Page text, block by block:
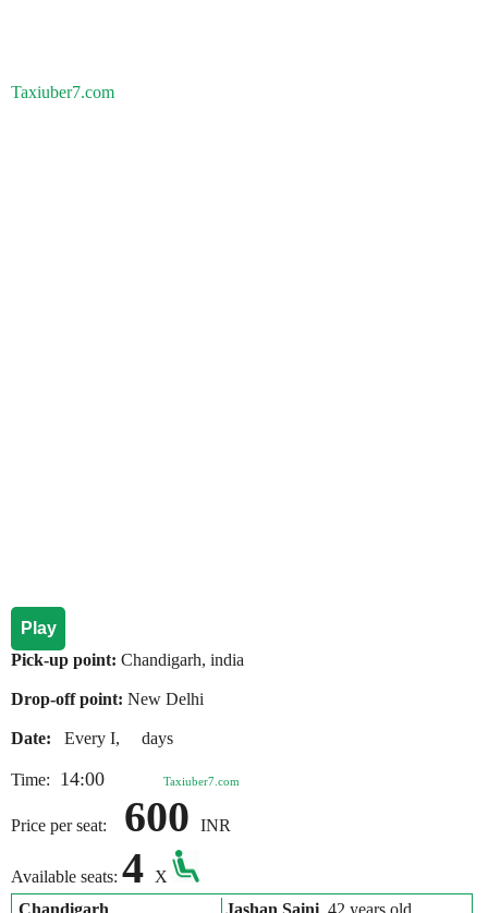
Taxiuber7.com
Play
Pick-up point: Chandigarh, india
Drop-off point: New Delhi
Date: Every I, days
Time: 14:00 Taxiuber7.com
Price per seat: 600 INR
Available seats: 4
X
Chandigarh
Jashan Saini, 42 years old